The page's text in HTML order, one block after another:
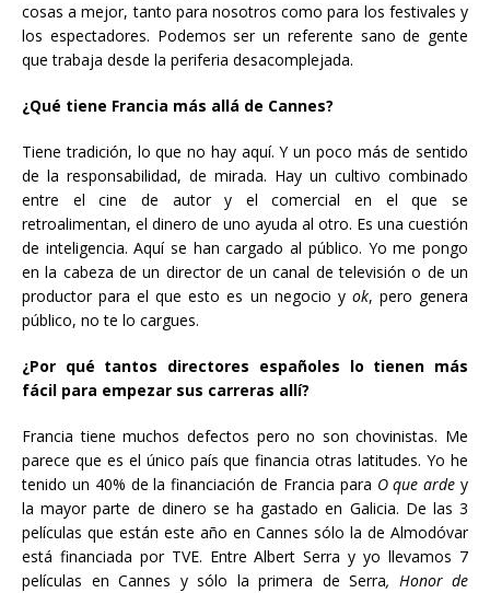
cosas a mejor, tanto para nosotros como para los festivales y
los espectadores. Podemos ser un referente sano de gente
que trabaja desde la periferia desacomplejada.
¿Qué tiene Francia más allá de Cannes?
Tiene tradición, lo que no hay aquí. Y un poco más de sentido
de la responsabilidad, de mirada. Hay un cultivo combinado
entre el cine de autor y el comercial en el que se
retroalimentan, el dinero de uno ayuda al otro. Es una cuestión
de inteligencia. Aquí se han cargado al público. Yo me pongo
en la cabeza de un director de un canal de televisión o de un
productor para el que esto es un negocio y ok, pero genera
público, no te lo cargues.
¿Por qué tantos directores españoles lo tienen más
fácil para empezar sus carreras allí?
Francia tiene muchos defectos pero no son chovinistas. Me
parece que es el único país que financia otras latitudes. Yo he
tenido un 40% de la financiación de Francia para O que arde y
la mayor parte de dinero se ha gastado en Galicia. De las 3
películas que están este año en Cannes sólo la de Almodóvar
está financiada por TVE. Entre Albert Serra y yo llevamos 7
películas en Cannes y sólo la primera de Serra, Honor de